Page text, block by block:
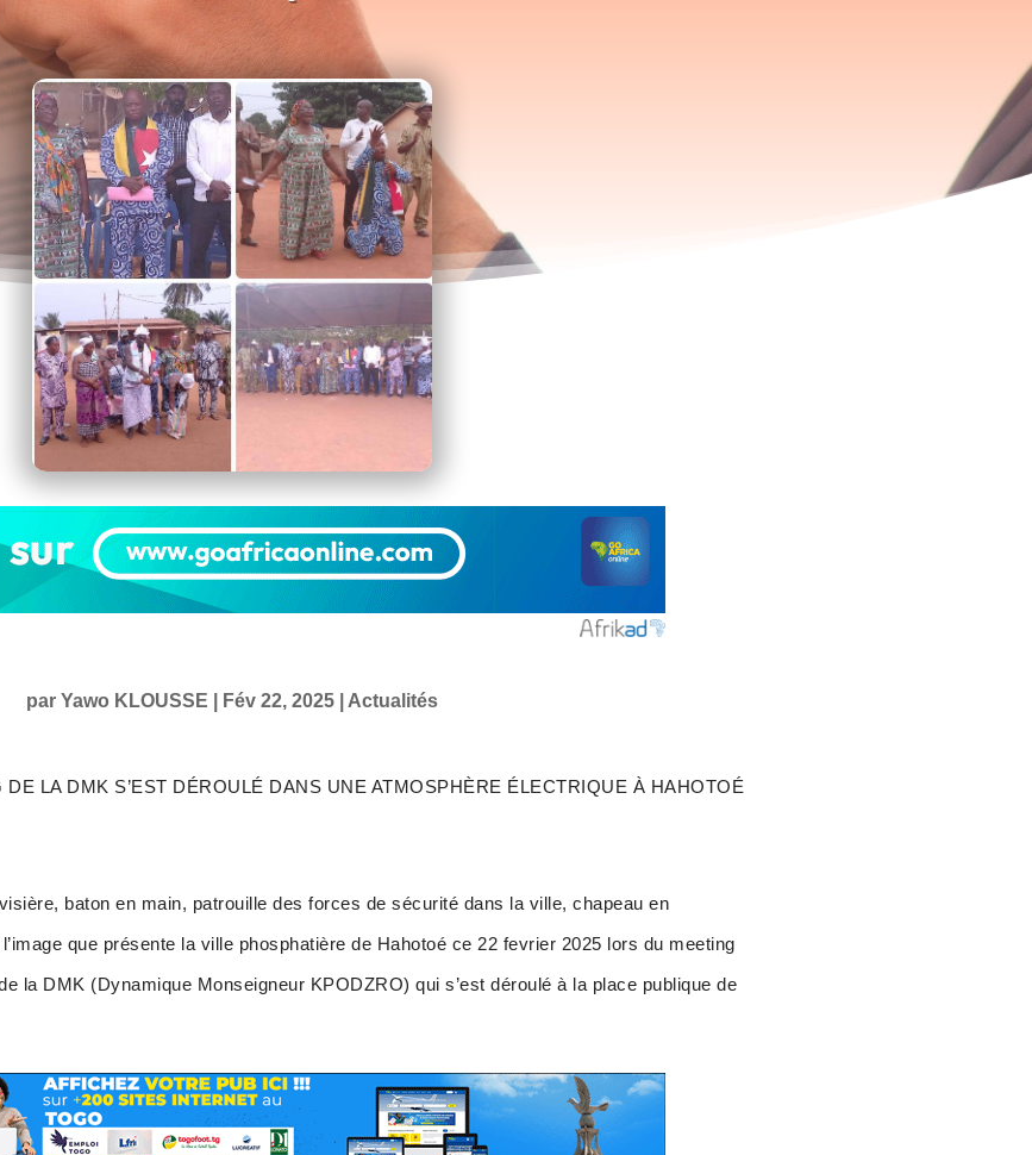
par Yawo KLOUSSE Fév 22, 2025 Actualités
LA DMK S’EST DÉROULÉ DANS UNE ATMOSPHÈRE ÉLECTRIQUE À HAHOTOÉ
baton en main, patrouille des forces de sécurité dans la ville, chapeau en
que présente la ville phosphatière de Hahotoé ce 22 fevrier 2025 lors du meeting
la DMK (Dynamique Monseigneur KPODZRO) qui s’est déroulé à la place publique de